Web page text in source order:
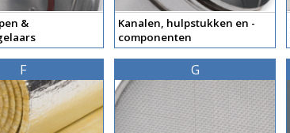
&
Kanalen, hulpstukken en -
componenten
F G